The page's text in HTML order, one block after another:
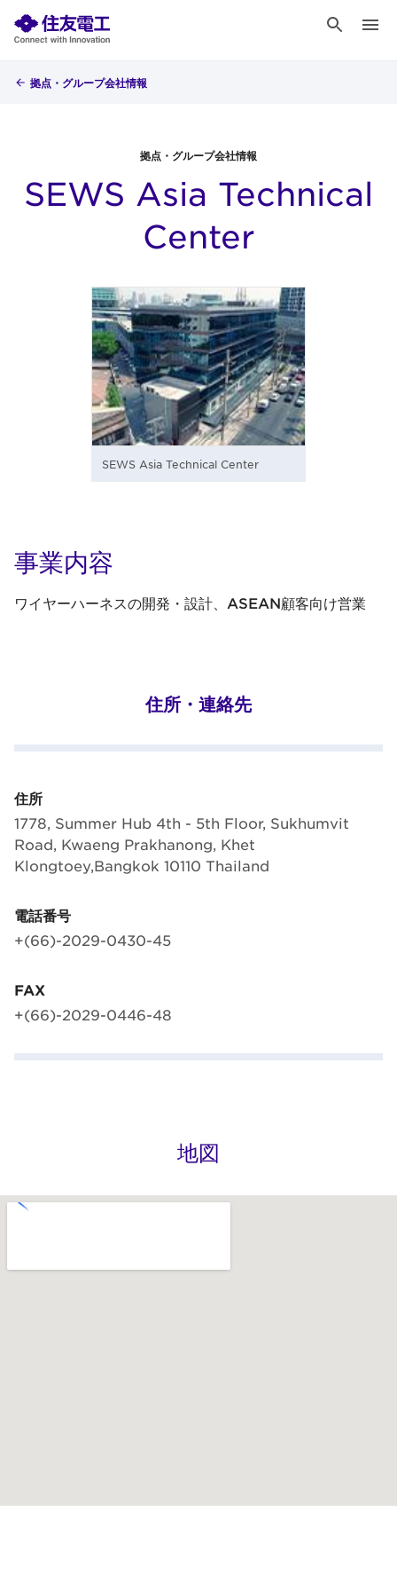
拠点・グループ会社情報
拠点・グループ会社情報
SEWS Asia Technical
Center
SEWS Asia Technical Center
事業内容
ワイヤーハーネスの開発・設計、ASEAN顧客向け営業
住所・連絡先
住所
1778, Summer Hub 4th - 5th Floor, Sukhumvit
Road, Kwaeng Prakhanong, Khet
Klongtoey,Bangkok 10110 Thailand
電話番号
+(66)-2029-0430-45
FAX
+(66)-2029-0446-48
地図